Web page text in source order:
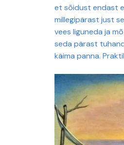
et sõidust endast
millegipärast just
vees liguneda ja
seda pärast
käima panna.